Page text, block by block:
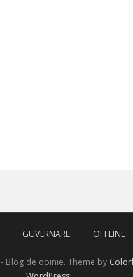
GUVERNARE OFFLINE
- Blog de opinie. Theme by